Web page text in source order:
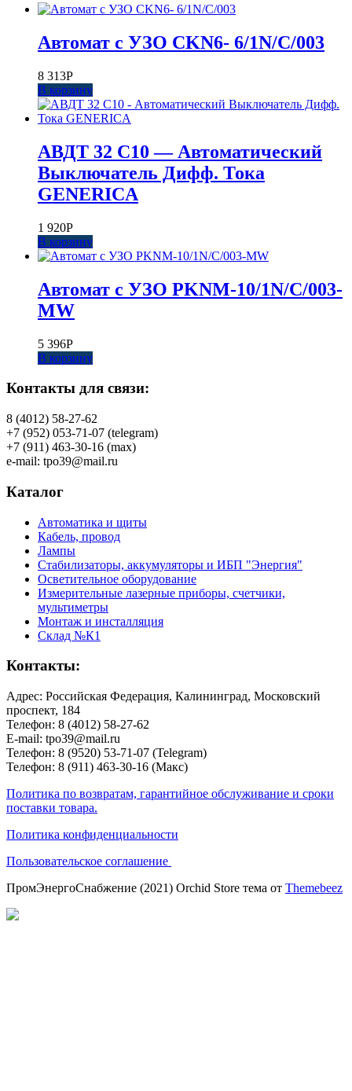
Автомат с УЗО CKN6- 6/1N/С/003
8 313Р
В корзину
АВДТ 32 C10 — Автоматический
Выключатель Дифф. Тока
GENERICA
1 920Р
В корзину
Автомат с УЗО PKNM-10/1N/C/003-
MW
5 396Р
В корзину
Контакты для связи:
8 (4012) 58-27-62
+7 (952) 053-71-07 (telegram)
+7 (911) 463-30-16 (max)
e-mail: tpo39@mail.ru
Каталог
Автоматика и щиты
Кабель, провод
Лампы
Стабилизаторы, аккумуляторы и ИБП "Энергия"
Осветительное оборудование
Измерительные лазерные приборы, счетчики,
мультиметры
Монтаж и инсталляция
Склад №К1
Контакты:
Адрес: Российская Федерация, Калининград, Московский
проспект, 184
Телефон: 8 (4012) 58-27-62
E-mail: tpo39@mail.ru
Телефон: 8 (9520) 53-71-07 (Telegram)
Телефон: 8 (911) 463-30-16 (Макс)
Политика по возвратам, гарантийное обслуживание и сроки
поставки товара.
Политика конфиденциальности
Пользовательское соглашение
ПромЭнергоСнабжение (2021) Orchid Store тема от Themebeez